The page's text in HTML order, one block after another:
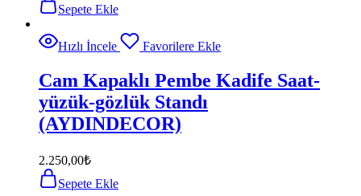
Sepete Ekle
Hızlı İncele Favorilere Ekle
Cam Kapaklı Pembe Kadife Saat-
yüzük-gözlük Standı
(AYDINDECOR)
2.250,00₺
Sepete Ekle